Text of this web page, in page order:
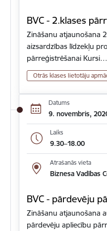
BVC - 2.klases
Zināšanu atjaunošana
aizsardzības līdzekļu
pārreģistrēšanai Kursi…
Otrās klases lietotāju
Datums
9. novembris,
Laiks
9.30–18.00
Atrašanās vieta
Biznesa Vadības
BVC - pārdevēju
Zināšanu atjaunošana
pārdevēju apliecību